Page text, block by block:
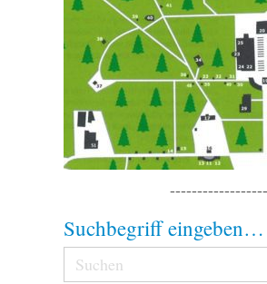
Suchbegriff eingeben…